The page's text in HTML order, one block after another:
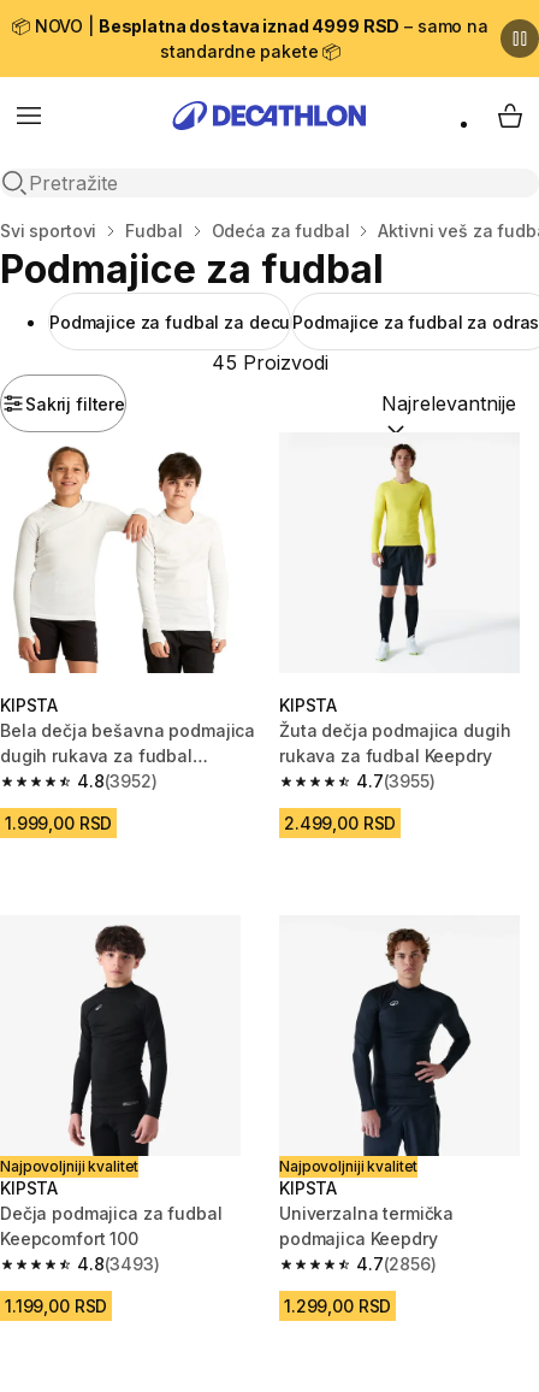
📦 NOVO | Besplatna dostava iznad 4999 RSD – samo na
standardne pakete 📦
Menu
Open search
My
Početna stranica
Svi sportovi Fudbal Odeća za fudbal Aktivni veš za
Podmajice za fudbal
Podmajice za fudbal za decu Podmajice za fudbal za
Sakrij filtere
45 Proizvodi
Sortiraj po:
KIPSTA
Bela dečja bešavna podmajica
dugih rukava za fudbal
KEEPDRY 4.8
4.8 od 5 zvezdica from 3952 Recenzije
(3952)
1.999,00 RSD
KIPSTA
Žuta dečja podmajica dugih
rukava za fudbal Keepdry
4.7
4.7 od 5 zvezdica from 3955
(3955)
2.499,00 RSD
Najpovoljniji kvalitet
KIPSTA
Dečja podmajica za fudbal
Keepcomfort 100
4.8
4.8 od 5 zvezdica from 3493 Recenzije
(3493)
1.199,00 RSD
Najpovoljniji kvalitet
KIPSTA
Univerzalna termička
podmajica Keepdry
4.7
4.7 od 5 zvezdica from 2856
(2856)
1.299,00 RSD